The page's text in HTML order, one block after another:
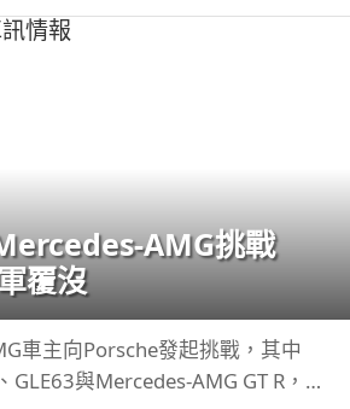
AMG挑戰
覆沒
車主向Porsche發起挑戰，其中
GLE63與Mercedes-AMG GT R，